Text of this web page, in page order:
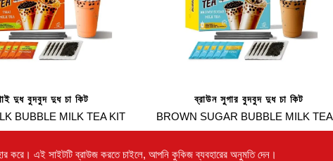
দুধ বুদবুদ দুধ চা কিট
BUBBLE MILK TEA KIT
ব্রাউন সুগার বুদবুদ দুধ চা কিট
BROWN SUGAR BUBBLE MILK TEA
করে। এই সাইটটি ব্রাউজ করতে চাইলে, আপনি কুকিজ ব্যবহারের অনুমতি দেন।